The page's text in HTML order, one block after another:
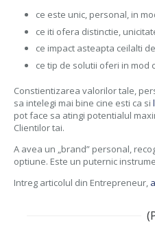
ce este unic, personal, in
ce iti ofera distinctie,
ce impact asteapta ceilalti
ce tip de solutii oferi in mod
Constientizarea valorilor tale,
sa intelegi mai bine cine esti ca si
pot face sa atingi potentialul
Clientilor tai.
A avea un „brand” personal,
optiune. Este un puternic
Intreg articolul din Entrepreneur,